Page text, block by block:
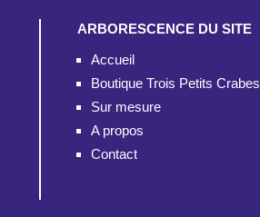
ARBORESCENCE DU SITE
Accueil
Boutique Trois Petits Crabes
Sur mesure
A propos
Contact